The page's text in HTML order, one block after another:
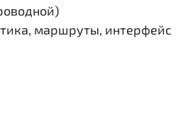
маршруты, интерфейс